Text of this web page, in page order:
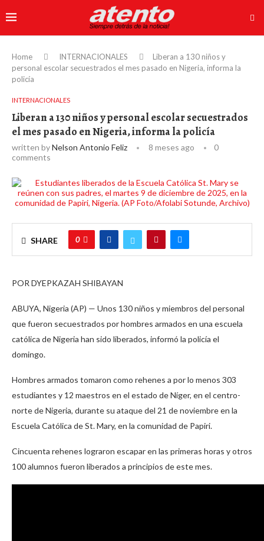
Home INTERNACIONALES
Liberan a 130 niños y
personal escolar secuestrados el mes pasado en Nigeria, informa la
policía
INTERNACIONALES
Liberan a 130 niños y personal escolar secuestrados
el mes pasado en Nigeria, informa la policía
written byNelson Antonio Feliz 8 meses ago
0
comments
SHARE 0
POR DYEPKAZAH SHIBAYAN
ABUYA, Nigeria (AP) — Unos 130 niños y miembros del personal
que fueron secuestrados por hombres armados en una escuela
católica de Nigeria han sido liberados, informó la policía el
domingo.
Hombres armados tomaron como rehenes a por lo menos 303
estudiantes y 12 maestros en el estado de Níger, en el centro-
norte de Nigeria, durante su ataque del 21 de noviembre en la
Escuela Católica de St. Mary, en la comunidad de Papiri.
Cincuenta rehenes lograron escapar en las primeras horas y otros
100 alumnos fueron liberados a principios de este mes.